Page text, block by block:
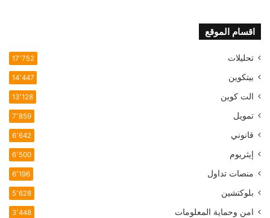
اقسام الموقع
تحليلات 17٬752
بيتكوين 14٬447
الت كوين 13٬128
تمويل 7٬859
قانوني 6٬642
إيثريوم 6٬500
منصات تداول 6٬196
بلوكتشين 5٬628
امن وحماية المعلومات 3٬448